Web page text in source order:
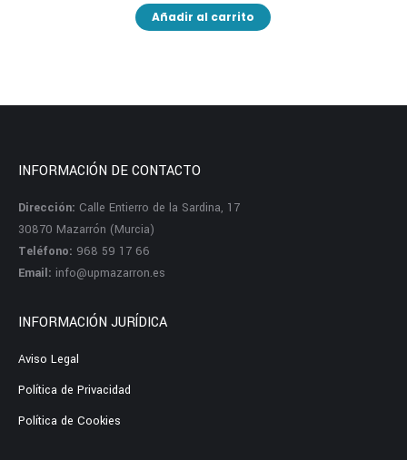
Añadir al carrito
INFORMACIÓN DE CONTACTO
Dirección: Calle Entierro de la Sardina, 17
30870 Mazarrón (Murcia)
Teléfono: 968 59 17 66
Email: info@upmazarron.es
INFORMACIÓN JURÍDICA
Aviso Legal
Política de Privacidad
Política de Cookies